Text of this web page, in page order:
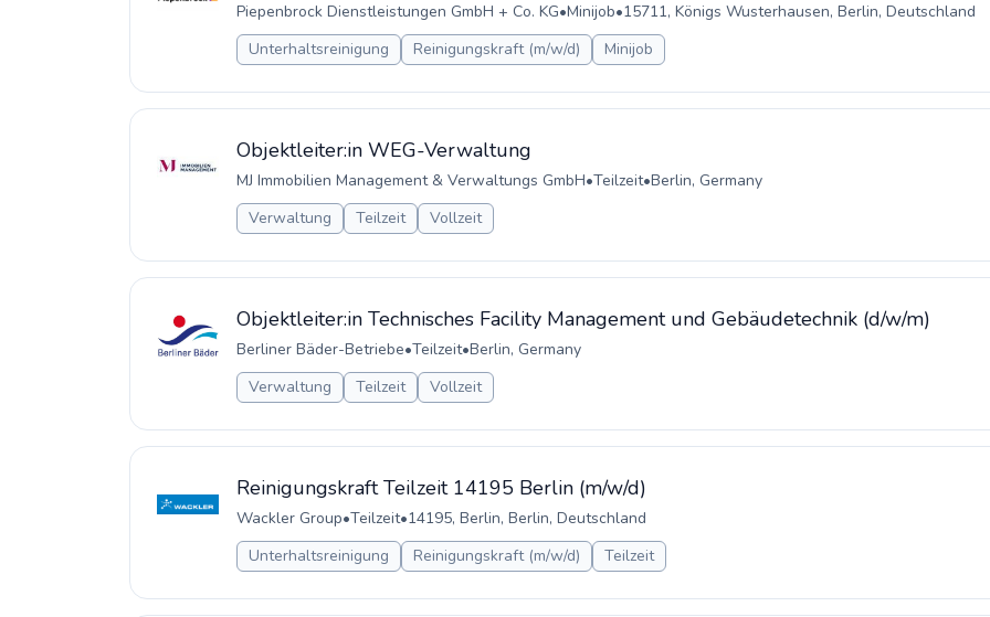
Piepenbrock Dienstleistungen GmbH + Co. KG•Minijob•15711, Königs Wusterhausen, Berlin, Deutschland
Unterhaltsreinigung
Reinigungskraft (m/w/d) Minijob
Objektleiter:in WEG-Verwaltung
MJ Immobilien Management & Verwaltungs GmbH•Teilzeit•Berlin, Germany
Verwaltung
Teilzeit Vollzeit
Objektleiter:in Technisches Facility Management und Gebäudetechnik (d/w/m)
Berliner Bäder-Betriebe•Teilzeit•Berlin, Germany
Verwaltung
Teilzeit Vollzeit
Reinigungskraft Teilzeit 14195 Berlin (m/w/d)
Wackler Group•Teilzeit•14195, Berlin, Berlin, Deutschland
Unterhaltsreinigung
Reinigungskraft (m/w/d) Teilzeit